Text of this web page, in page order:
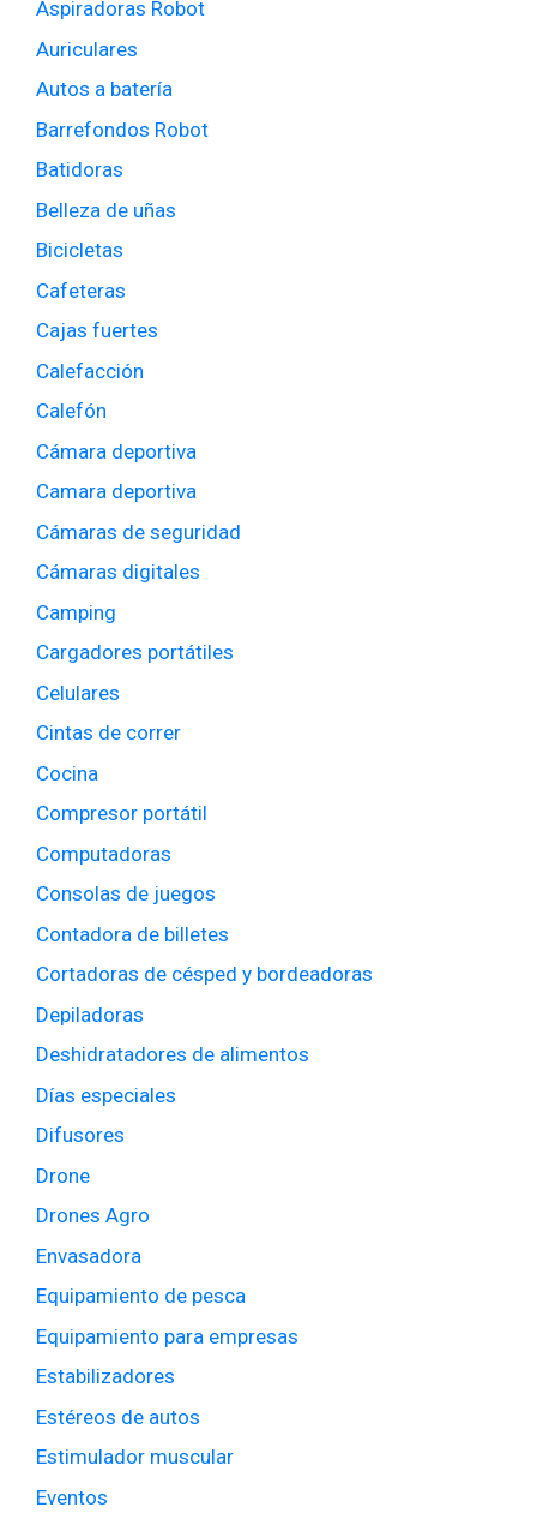
Aspiradoras Robot
Auriculares
Autos a batería
Barrefondos Robot
Batidoras
Belleza de uñas
Bicicletas
Cafeteras
Cajas fuertes
Calefacción
Calefón
Cámara deportiva
Camara deportiva
Cámaras de seguridad
Cámaras digitales
Camping
Cargadores portátiles
Celulares
Cintas de correr
Cocina
Compresor portátil
Computadoras
Consolas de juegos
Contadora de billetes
Cortadoras de césped y bordeadoras
Depiladoras
Deshidratadores de alimentos
Días especiales
Difusores
Drone
Drones Agro
Envasadora
Equipamiento de pesca
Equipamiento para empresas
Estabilizadores
Estéreos de autos
Estimulador muscular
Eventos